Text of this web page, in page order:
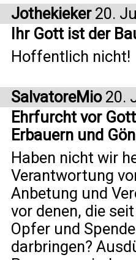
Jothekieker20.
Ihr Gott ist der
Hoffentlich nicht!
SalvatoreMio20.
Ehrfurcht vor
Erbauern und
Haben nicht wir
Verantwortung
Anbetung und
vor denen, die
Opfer und
darbringen?